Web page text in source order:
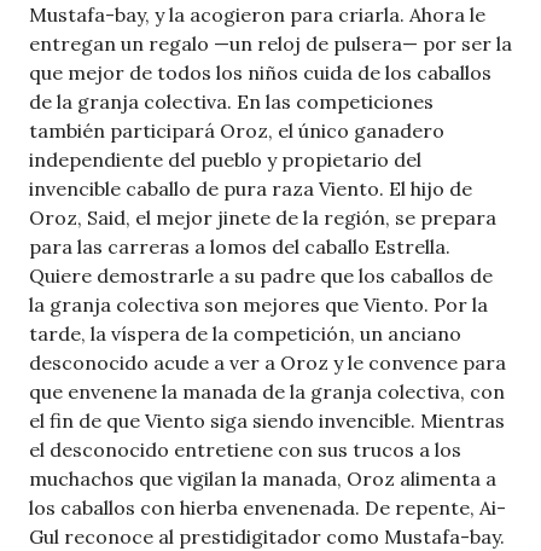
Mustafa-bay, y la acogieron para criarla. Ahora le
entregan un regalo —un reloj de pulsera— por ser la
que mejor de todos los niños cuida de los caballos
de la granja colectiva. En las competiciones
también participará Oroz, el único ganadero
independiente del pueblo y propietario del
invencible caballo de pura raza Viento. El hijo de
Oroz, Said, el mejor jinete de la región, se prepara
para las carreras a lomos del caballo Estrella.
Quiere demostrarle a su padre que los caballos de
la granja colectiva son mejores que Viento. Por la
tarde, la víspera de la competición, un anciano
desconocido acude a ver a Oroz y le convence para
que envenene la manada de la granja colectiva, con
el fin de que Viento siga siendo invencible. Mientras
el desconocido entretiene con sus trucos a los
muchachos que vigilan la manada, Oroz alimenta a
los caballos con hierba envenenada. De repente, Ai-
Gul reconoce al prestidigitador como Mustafa-bay.